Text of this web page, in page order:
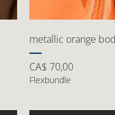
metallic orange
Preço
CA$ 70,00
Flexbundle